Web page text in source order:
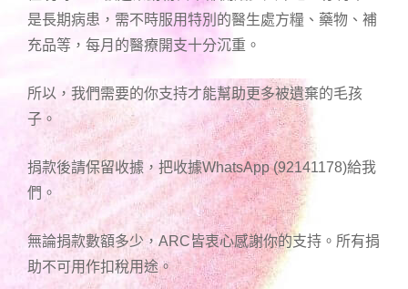
是長期病患，需不時服用特別的醫生處方糧、藥物、補
充品等，每月的醫療開支十分沉重。
所以，我們需要的你支持才能幫助更多被遺棄的毛孩
子。
捐款後請保留收據，把收據WhatsApp (92141178)給我
們。
無論捐款數額多少，ARC皆衷心感謝你的支持。所有捐
助不可用作扣稅用途。